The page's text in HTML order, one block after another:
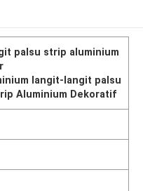
palsu strip aluminium
langit-langit palsu
Aluminium Dekoratif